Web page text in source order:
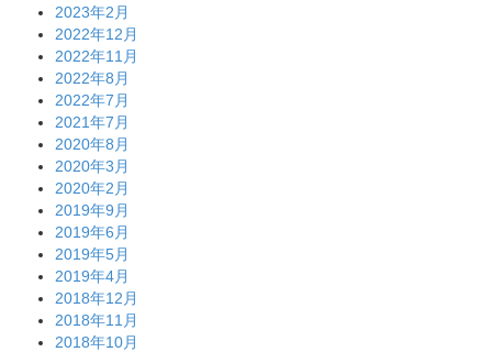
2023年2月
2022年12月
2022年11月
2022年8月
2022年7月
2021年7月
2020年8月
2020年3月
2020年2月
2019年9月
2019年6月
2019年5月
2019年4月
2018年12月
2018年11月
2018年10月